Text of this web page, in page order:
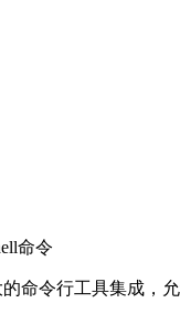
命令
命令行工具集成，